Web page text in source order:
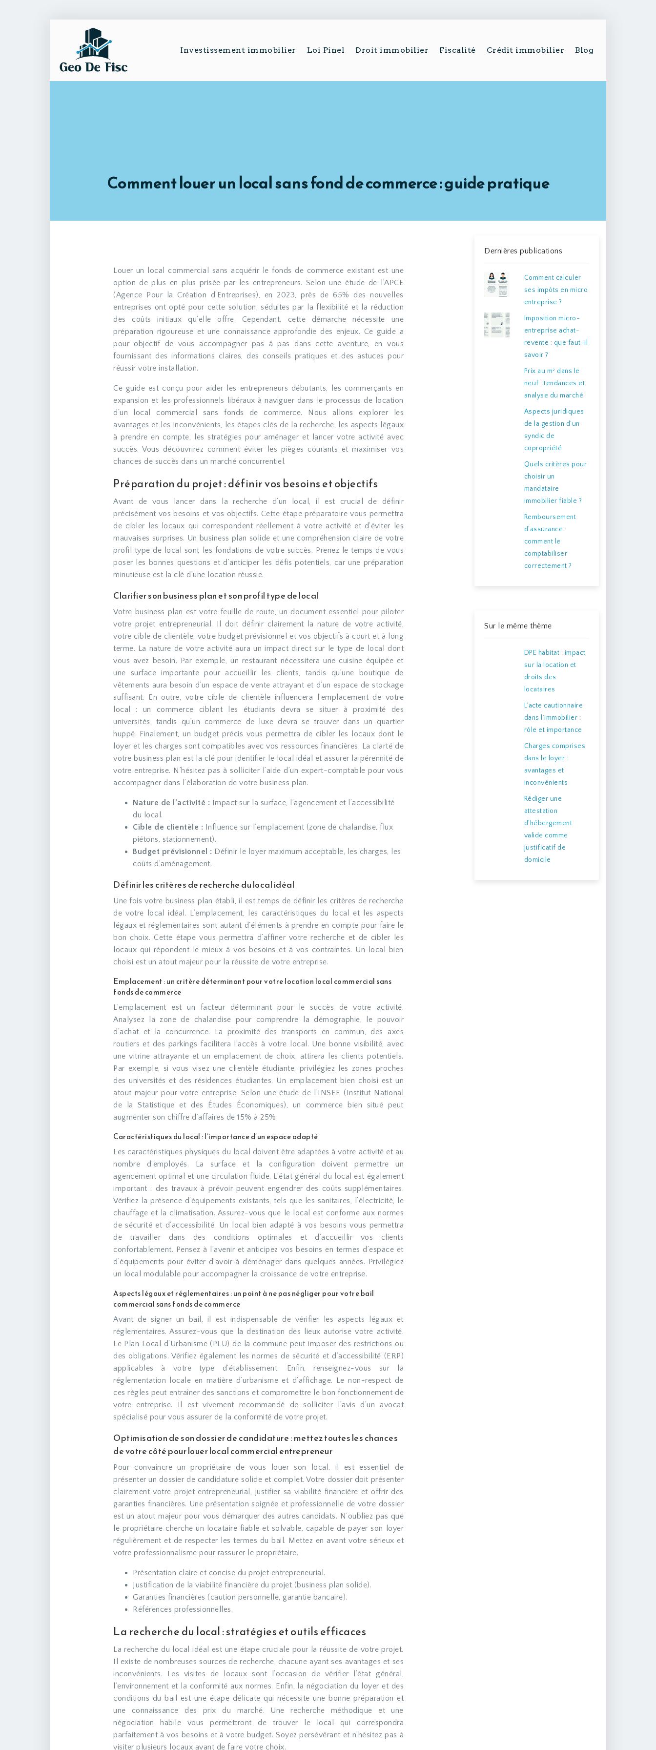
Investissement immobilier Loi Pinel Droit immobilier Fiscalité Crédit immobilier Blog
Comment louer un local sans fond de commerce : guide pratique
Louer un local commercial sans acquérir le fonds de commerce existant est une
option de plus en plus prisée par les entrepreneurs. Selon une étude de l’APCE
(Agence Pour la Création d’Entreprises), en 2023, près de 65% des nouvelles
entreprises ont opté pour cette solution, séduites par la flexibilité et la réduction
des coûts initiaux qu’elle offre. Cependant, cette démarche nécessite une
préparation rigoureuse et une connaissance approfondie des enjeux. Ce guide a
pour objectif de vous accompagner pas à pas dans cette aventure, en vous
fournissant des informations claires, des conseils pratiques et des astuces pour
réussir votre installation.
Ce guide est conçu pour aider les entrepreneurs débutants, les commerçants en
expansion et les professionnels libéraux à naviguer dans le processus de location
d’un local commercial sans fonds de commerce. Nous allons explorer les
avantages et les inconvénients, les étapes clés de la recherche, les aspects légaux
à prendre en compte, les stratégies pour aménager et lancer votre activité avec
succès. Vous découvrirez comment éviter les pièges courants et maximiser vos
chances de succès dans un marché concurrentiel.
Préparation du projet : définir vos besoins et objectifs
Avant de vous lancer dans la recherche d’un local, il est crucial de définir
précisément vos besoins et vos objectifs. Cette étape préparatoire vous permettra
de cibler les locaux qui correspondent réellement à votre activité et d’éviter les
mauvaises surprises. Un business plan solide et une compréhension claire de votre
profil type de local sont les fondations de votre succès. Prenez le temps de vous
poser les bonnes questions et d’anticiper les défis potentiels, car une préparation
minutieuse est la clé d’une location réussie.
Clarifier son business plan et son profil type de local
Votre business plan est votre feuille de route, un document essentiel pour piloter
votre projet entrepreneurial. Il doit définir clairement la nature de votre activité,
votre cible de clientèle, votre budget prévisionnel et vos objectifs à court et à long
terme. La nature de votre activité aura un impact direct sur le type de local dont
vous avez besoin. Par exemple, un restaurant nécessitera une cuisine équipée et
une surface importante pour accueillir les clients, tandis qu’une boutique de
vêtements aura besoin d’un espace de vente attrayant et d’un espace de stockage
suffisant. En outre, votre cible de clientèle influencera l’emplacement de votre
local : un commerce ciblant les étudiants devra se situer à proximité des
universités, tandis qu’un commerce de luxe devra se trouver dans un quartier
huppé. Finalement, un budget précis vous permettra de cibler les locaux dont le
loyer et les charges sont compatibles avec vos ressources financières. La clarté de
votre business plan est la clé pour identifier le local idéal et assurer la pérennité de
votre entreprise. N’hésitez pas à solliciter l’aide d’un expert-comptable pour vous
accompagner dans l’élaboration de votre business plan.
Nature de l’activité : Impact sur la surface, l’agencement et l’accessibilité
du local.
Cible de clientèle : Influence sur l’emplacement (zone de chalandise, flux
piétons, stationnement).
Budget prévisionnel : Définir le loyer maximum acceptable, les charges, les
coûts d’aménagement.
Définir les critères de recherche du local idéal
Une fois votre business plan établi, il est temps de définir les critères de recherche
de votre local idéal. L’emplacement, les caractéristiques du local et les aspects
légaux et réglementaires sont autant d’éléments à prendre en compte pour faire le
bon choix. Cette étape vous permettra d’affiner votre recherche et de cibler les
locaux qui répondent le mieux à vos besoins et à vos contraintes. Un local bien
choisi est un atout majeur pour la réussite de votre entreprise.
Emplacement : un critère déterminant pour votre location local commercial sans
fonds de commerce
L’emplacement est un facteur déterminant pour le succès de votre activité.
Analysez la zone de chalandise pour comprendre la démographie, le pouvoir
d’achat et la concurrence. La proximité des transports en commun, des axes
routiers et des parkings facilitera l’accès à votre local. Une bonne visibilité, avec
une vitrine attrayante et un emplacement de choix, attirera les clients potentiels.
Par exemple, si vous visez une clientèle étudiante, privilégiez les zones proches
des universités et des résidences étudiantes. Un emplacement bien choisi est un
atout majeur pour votre entreprise. Selon une étude de l’INSEE (Institut National
de la Statistique et des Études Économiques), un commerce bien situé peut
augmenter son chiffre d’affaires de 15% à 25%.
Caractéristiques du local : l’importance d’un espace adapté
Les caractéristiques physiques du local doivent être adaptées à votre activité et au
nombre d’employés. La surface et la configuration doivent permettre un
agencement optimal et une circulation fluide. L’état général du local est également
important : des travaux à prévoir peuvent engendrer des coûts supplémentaires.
Vérifiez la présence d’équipements existants, tels que les sanitaires, l’électricité, le
chauffage et la climatisation. Assurez-vous que le local est conforme aux normes
de sécurité et d’accessibilité. Un local bien adapté à vos besoins vous permettra
de travailler dans des conditions optimales et d’accueillir vos clients
confortablement. Pensez à l’avenir et anticipez vos besoins en termes d’espace et
d’équipements pour éviter d’avoir à déménager dans quelques années. Privilégiez
un local modulable pour accompagner la croissance de votre entreprise.
Aspects légaux et réglementaires : un point à ne pas négliger pour votre bail
commercial sans fonds de commerce
Avant de signer un bail, il est indispensable de vérifier les aspects légaux et
réglementaires. Assurez-vous que la destination des lieux autorise votre activité.
Le Plan Local d’Urbanisme (PLU) de la commune peut imposer des restrictions ou
des obligations. Vérifiez également les normes de sécurité et d’accessibilité (ERP)
applicables à votre type d’établissement. Enfin, renseignez-vous sur la
réglementation locale en matière d’urbanisme et d’affichage. Le non-respect de
ces règles peut entraîner des sanctions et compromettre le bon fonctionnement de
votre entreprise. Il est vivement recommandé de solliciter l’avis d’un avocat
spécialisé pour vous assurer de la conformité de votre projet.
Optimisation de son dossier de candidature : mettez toutes les chances
de votre côté pour louer local commercial entrepreneur
Pour convaincre un propriétaire de vous louer son local, il est essentiel de
présenter un dossier de candidature solide et complet. Votre dossier doit présenter
clairement votre projet entrepreneurial, justifier sa viabilité financière et offrir des
garanties financières. Une présentation soignée et professionnelle de votre dossier
est un atout majeur pour vous démarquer des autres candidats. N’oubliez pas que
le propriétaire cherche un locataire fiable et solvable, capable de payer son loyer
régulièrement et de respecter les termes du bail. Mettez en avant votre sérieux et
votre professionnalisme pour rassurer le propriétaire.
Présentation claire et concise du projet entrepreneurial.
Justification de la viabilité financière du projet (business plan solide).
Garanties financières (caution personnelle, garantie bancaire).
Références professionnelles.
La recherche du local : stratégies et outils efficaces
La recherche du local idéal est une étape cruciale pour la réussite de votre projet.
Il existe de nombreuses sources de recherche, chacune ayant ses avantages et ses
inconvénients. Les visites de locaux sont l’occasion de vérifier l’état général,
l’environnement et la conformité aux normes. Enfin, la négociation du loyer et des
conditions du bail est une étape délicate qui nécessite une bonne préparation et
une connaissance des prix du marché. Une recherche méthodique et une
négociation habile vous permettront de trouver le local qui correspondra
parfaitement à vos besoins et à votre budget. Soyez persévérant et n’hésitez pas à
visiter plusieurs locaux avant de faire votre choix.
Dernières publications
Comment calculer
ses impôts en micro
entreprise ?
Imposition micro-
entreprise achat-
revente : que faut-il
savoir ?
Prix au m² dans le
neuf : tendances et
analyse du marché
Aspects juridiques
de la gestion d’un
syndic de
copropriété
Quels critères pour
choisir un
mandataire
immobilier fiable ?
Remboursement
d’assurance :
comment le
comptabiliser
correctement ?
Sur le même thème
DPE habitat : impact
sur la location et
droits des
locataires
L’acte cautionnaire
dans l’immobilier :
rôle et importance
Charges comprises
dans le loyer :
avantages et
inconvénients
Rédiger une
attestation
d’hébergement
valide comme
justificatif de
domicile